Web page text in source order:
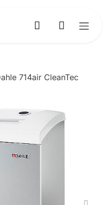
714air CleanTec